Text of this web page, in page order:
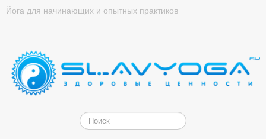
Йога для начинающих и опытных практиков